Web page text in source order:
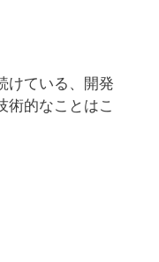
けている、開発
術的なことはこ